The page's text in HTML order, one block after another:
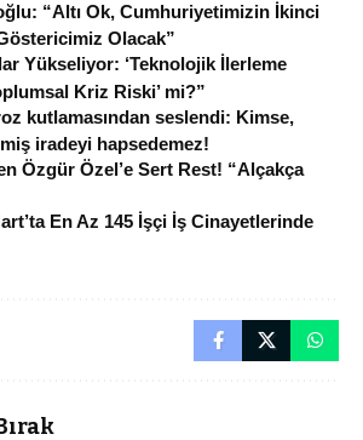
“Altı Ok, Cumhuriyetimizin İkinci
Olacak”
Yükseliyor: ‘Teknolojik İlerleme
Kriz Riski’ mi?”
kutlamasından seslendi: Kimse,
iradeyi hapsedemez!
Özgür Özel’e Sert Rest! “Alçakça
En Az 145 İşçi İş Cinayetlerinde